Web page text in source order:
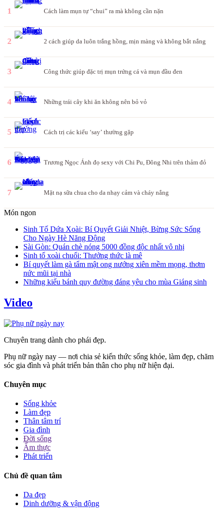
1 Cách làm mụn tự “chui” ra mà không cần nặn
2 2 cách giúp da luôn trắng hồng, mịn màng và không bắt nắng
3 Công thức giúp đặc trị mụn trứng cá và mụn đầu đen
4 Những trái cây khi ăn không nên bỏ vỏ
5 Cách trị các kiểu ‘say’ thường gặp
6 Trương Ngọc Ánh đọ sexy với Chi Pu, Đông Nhi trên thảm đỏ
7 Mặt nạ sữa chua cho da nhạy cảm và cháy nắng
Món ngon
Sinh Tố Dứa Xoài: Bí Quyết Giải Nhiệt, Bừng Sức Sống
Cho Ngày Hè Năng Động
Sài Gòn: Quán chè nóng 5000 đồng độc nhất vô nhị
Sinh tố xoài chuối: Thưởng thức là mê
Bí quyết làm gà tẩm mật ong nướng xiên mềm mọng, thơm
nức mũi tại nhà
Những kiểu bánh quy đường đáng yêu cho mùa Giáng sinh
Video
Chuyên trang dành cho phái đẹp.
Phụ nữ ngày nay — nơi chia sẻ kiến thức sống khỏe, làm đẹp, chăm
sóc gia đình và phát triển bản thân cho phụ nữ hiện đại.
Chuyên mục
Sống khỏe
Làm đẹp
Thân tâm trí
Gia đình
Đời sống
Ẩm thực
Phát triển
Chủ đề quan tâm
Da đẹp
Dinh dưỡng & vận động